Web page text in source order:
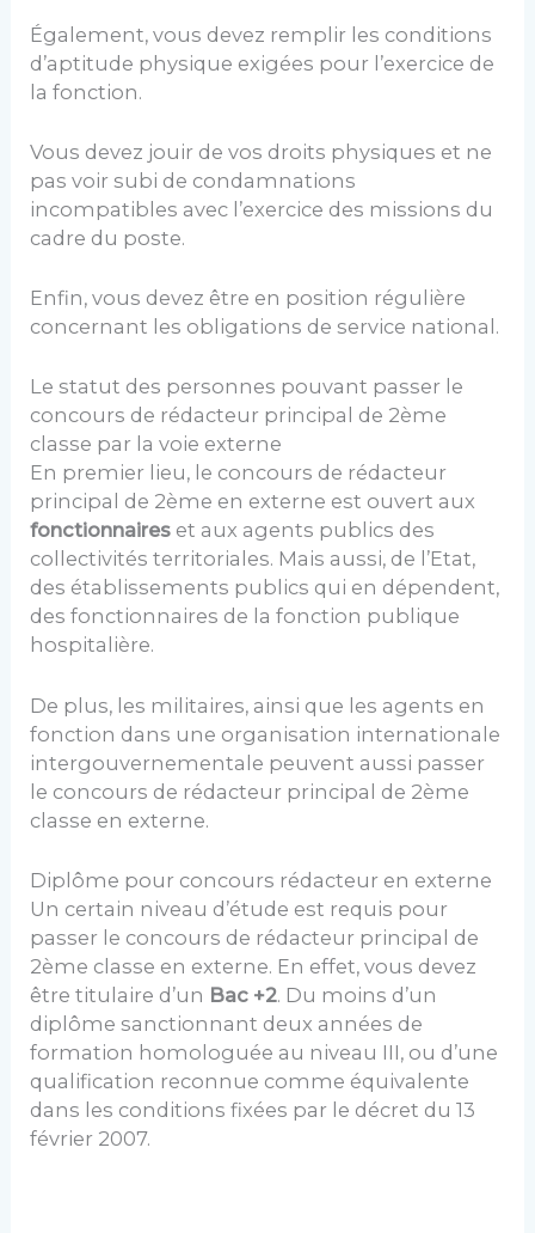
Également, vous devez remplir les conditions
d’aptitude physique exigées pour l’exercice de
la fonction.
Vous devez jouir de vos droits physiques et ne
pas voir subi de condamnations
incompatibles avec l’exercice des missions du
cadre du poste.
Enfin, vous devez être en position régulière
concernant les obligations de service national.
Le statut des personnes pouvant passer le
concours de rédacteur principal de 2ème
classe par la voie externe
En premier lieu, le concours de rédacteur
principal de 2ème en externe est ouvert aux
fonctionnaires et aux agents publics des
collectivités territoriales. Mais aussi, de l’Etat,
des établissements publics qui en dépendent,
des fonctionnaires de la fonction publique
hospitalière.
De plus, les militaires, ainsi que les agents en
fonction dans une organisation internationale
intergouvernementale peuvent aussi passer
le concours de rédacteur principal de 2ème
classe en externe.
Diplôme pour concours rédacteur en externe
Un certain niveau d’étude est requis pour
passer le concours de rédacteur principal de
2ème classe en externe. En effet, vous devez
être titulaire d’un Bac +2. Du moins d’un
diplôme sanctionnant deux années de
formation homologuée au niveau III, ou d’une
qualification reconnue comme équivalente
dans les conditions fixées par le décret du 13
février 2007.